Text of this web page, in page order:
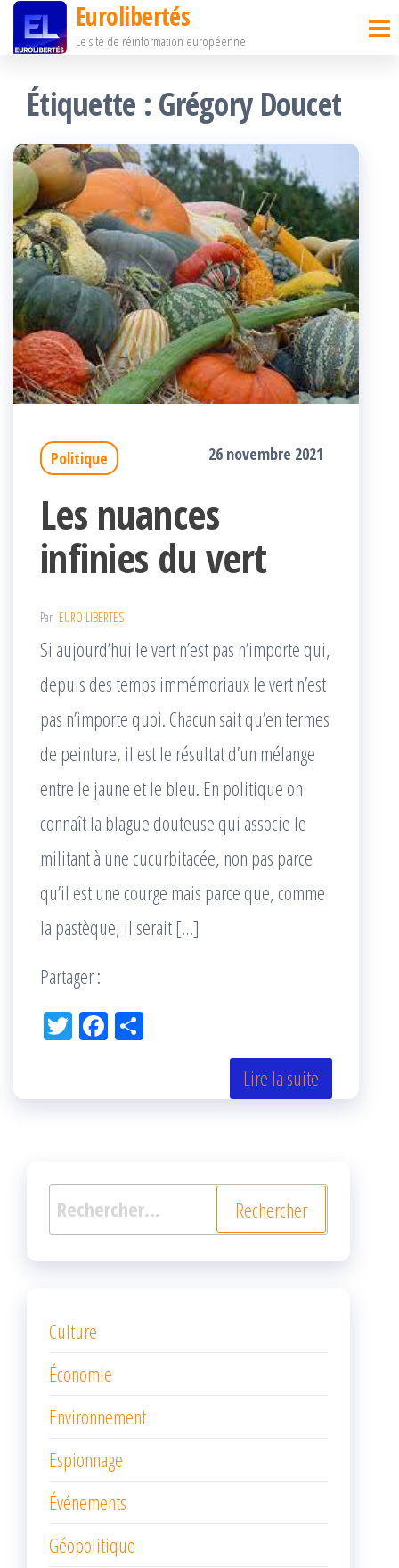
Passer
contenu
Eurolibertés
Le site de réinformation européenne
Étiquette : Grégory Doucet
Politique 26 novembre 2021
Les nuances
infinies du vert
Par EURO LIBERTES
Si aujourd’hui le vert n’est pas n’importe qui,
depuis des temps immémoriaux le vert n’est
pas n’importe quoi. Chacun sait qu’en termes
de peinture, il est le résultat d’un mélange
entre le jaune et le bleu. En politique on
connaît la blague douteuse qui associe le
militant à une cucurbitacée, non pas parce
qu’il est une courge mais parce que, comme
la pastèque, il serait […]
Partager :
Tw Fac
k r
Lire la suite
Rechercher :
Culture
Économie
Environnement
Espionnage
Événements
Géopolitique